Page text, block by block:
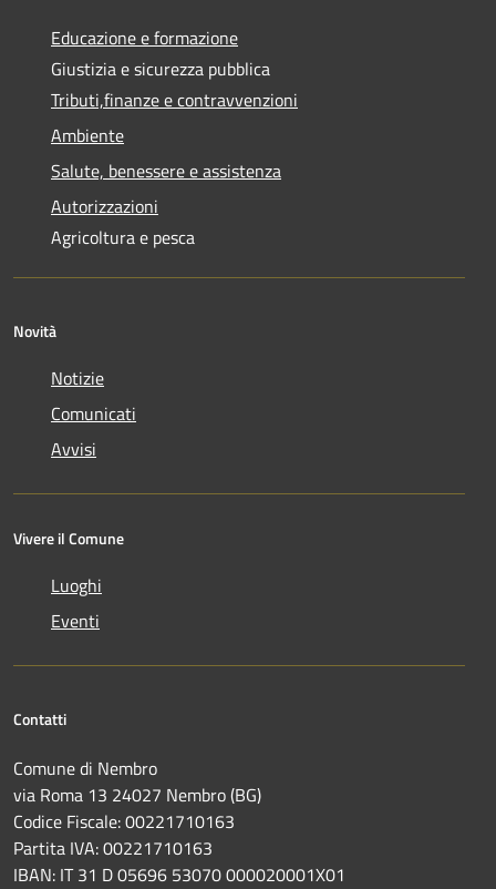
Educazione e formazione
Giustizia e sicurezza pubblica
Tributi,finanze e contravvenzioni
Ambiente
Salute, benessere e assistenza
Autorizzazioni
Agricoltura e pesca
Novità
Notizie
Comunicati
Avvisi
Vivere il Comune
Luoghi
Eventi
Contatti
Comune di Nembro
via Roma 13 24027 Nembro (BG)
Codice Fiscale: 00221710163
Partita IVA: 00221710163
IBAN: IT 31 D 05696 53070 000020001X01